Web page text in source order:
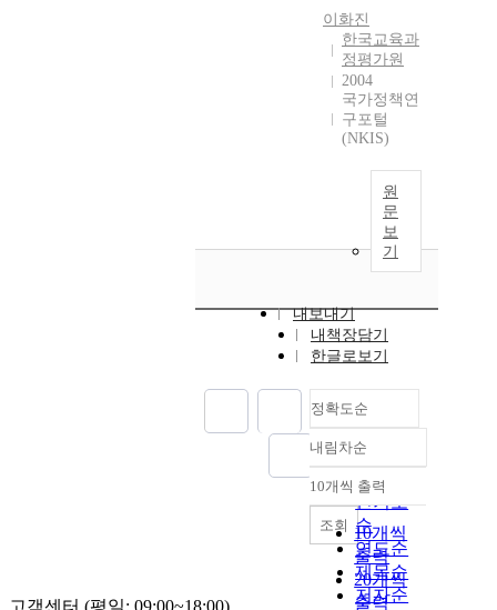
이화진
한국교육과
정평가원
2004
국가정책연
구포털
(NKIS)
원
문
보
기
내보내기
내책장담기
한글로보기
정확도순
정확도
순
인기도
순
연도순
제목순
저자순
내림차순
내림차순
10개씩 출력
10개씩
출력
20개씩
출력
조회